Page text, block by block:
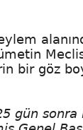
bir göz
gün